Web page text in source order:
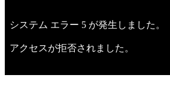
システム エラー 5 が発生しました。
アクセスが拒否されました。